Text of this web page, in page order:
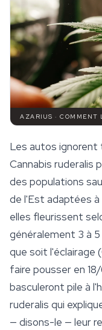
AZARIUS · COMMENT
Les autos ignorent
Cannabis ruderalis
des populations
de l'Est adaptées
elles fleurissent
généralement 3 à
que soit l'éclairage
faire pousser en
basculeront pile à
ruderalis qui
— disons-le — leur